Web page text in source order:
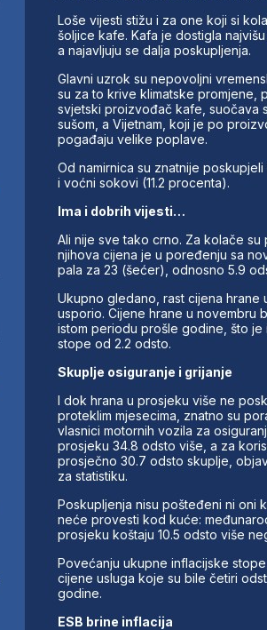
Loše vijesti stižu i za one koji si
šoljice kafe. Kafa je dostigla
a najavljuju se dalja poskupljenja.
Glavni uzrok su nepovoljni
su za to krive klimatske promjene,
svjetski proizvođač kafe, suočava
sušom, a Vijetnam, koji je po
pogađaju velike poplave.
Od namirnica su znatnije
i voćni sokovi (11.2 procenta).
Ima i dobrih vijesti…
Ali nije sve tako crno. Za kolače
njihova cijena je u poređenju sa
pala za 23 (šećer), odnosno 5.9
Ukupno gledano, rast cijena hrane
usporio. Cijene hrane u novembru
istom periodu prošle godine, što
stope od 2.2 odsto.
Skuplje osiguranje i grijanje
I dok hrana u prosjeku više ne
proteklim mjesecima, znatno su
vlasnici motornih vozila za
prosjeku 34.8 odsto više, a za
prosječno 30.7 odsto skuplje,
za statistiku.
Poskupljenja nisu pošteđeni ni oni
neće provesti kod kuće:
prosjeku koštaju 10.5 odsto više
Povećanju ukupne inflacijske
cijene usluga koje su bile četiri
godine.
ESB brine inflacija